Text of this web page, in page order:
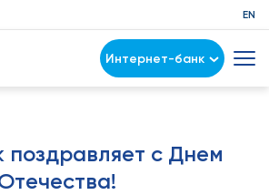
EN
Интернет-банк
поздравляет с Днем